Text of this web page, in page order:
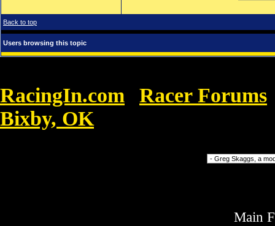
Back to top
Users browsing this topic
RacingIn.com Racer Forums
Bixby, OK
Main